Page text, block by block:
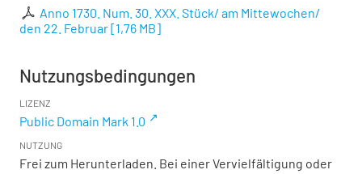
Anno 1730. Num. 30. XXX. Stück/ am Mittewochen/
den 22. Februar[1,76 MB]
Nutzungsbedingungen
LIZENZ
Public Domain Mark 1.0
NUTZUNG
Frei zum Herunterladen. Bei einer Vervielfältigung oder